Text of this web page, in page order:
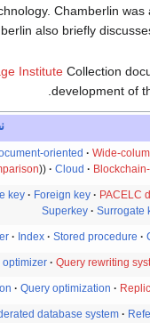
Chamberlin
also briefly
InstituteCollection
development of
oriented Wide-
Cloud
key Foreign key
PACELC
Superkey
Surrogate
Index Stored procedure
optimizer Query rewriting
Query optimization
database system